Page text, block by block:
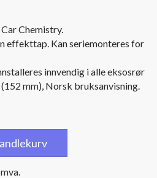
Chemistry.
effekttap. Kan seriemonteres for
innvendig i alle eksosrør
mm), Norsk bruksanvisning.